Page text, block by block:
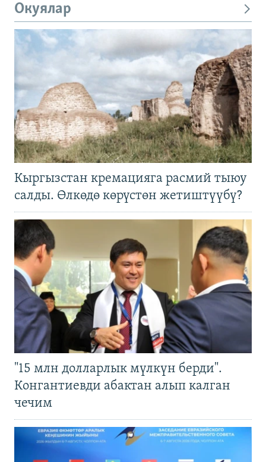
Окуялар
Кыргызстан кремацияга расмий тыюу
салды. Өлкөдө көрүстөн жетиштүүбү?
"15 млн долларлык мүлкүн берди".
Конгантиевди абактан алып калган
чечим